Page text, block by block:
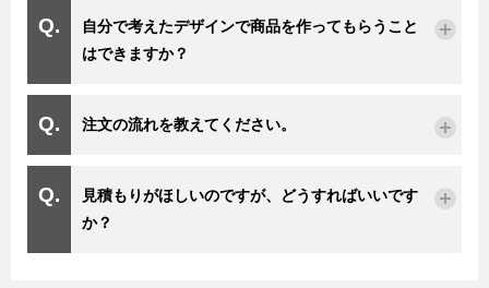
自分で考えたデザインで商品を作ってもらうこと
はできますか？
注文の流れを教えてください。
見積もりがほしいのですが、どうすればいいです
か？